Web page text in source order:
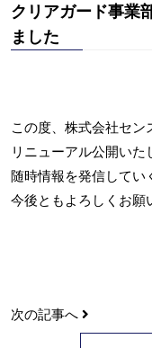
クリアガード事業
ました
この度、株式会社セ
リニューアル公開いた
随時情報を発信してい
今後ともよろしくお願
次の記事へ